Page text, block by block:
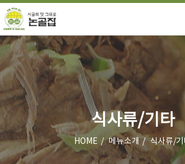
식사류/기타
HOME 메뉴소개 식사류/